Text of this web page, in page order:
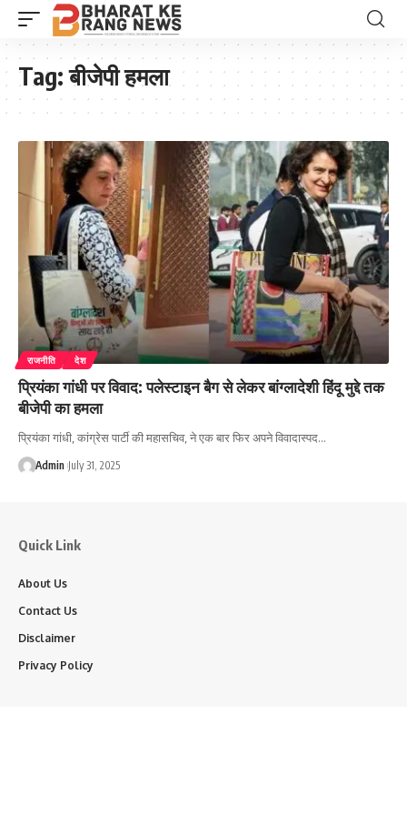
Tag:बीजेपी हमला
राजनीति देश
प्रियंका गांधी पर विवाद: पलेस्टाइन बैग से लेकर बांग्लादेशी हिंदू मुद्दे तक
बीजेपी का हमला
प्रियंका गांधी, कांग्रेस पार्टी की महासचिव, ने एक बार फिर अपने विवादास्पद…
Admin July 31, 2025
Quick Link
About Us
Contact Us
Disclaimer
Privacy Policy